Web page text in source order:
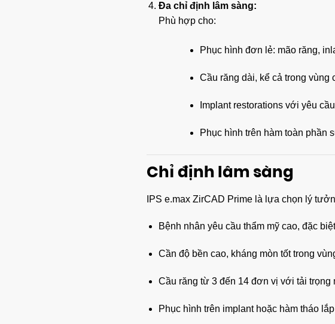
Đa chỉ định lâm sàng:
Phù hợp cho:
Phục hình đơn lẻ: mão răng,
Cầu răng dài, kể cả trong vùng
Implant restorations với yêu
Phục hình trên hàm toàn phần
Chỉ định lâm sàng
IPS e.max ZirCAD Prime là lựa chọn lý
Bệnh nhân yêu cầu thẩm mỹ cao, đặc
Cần độ bền cao, kháng mòn tốt trong
Cầu răng từ 3 đến 14 đơn vị với tải trọng
Phục hình trên implant hoặc hàm tháo